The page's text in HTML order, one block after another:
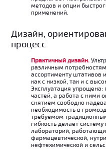
методов и опции
применений.
Дизайн,
процесс
Практичный дизайн.
различным
ассортименту штативов
как с низкой, так и с
Эксплуатация упрощена:
частей, а работа с ними
снятием свободно
необходимость в
требуемом
гибкость делает
лабораторий,
фармацевтической,
нефтехимической и